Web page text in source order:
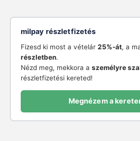
milpay részletfizetés
Fizesd ki most a vételár 25%-át, a
részletben.
Nézd meg, mekkora a személyre
részletfizetési kereted!
Megnézem a